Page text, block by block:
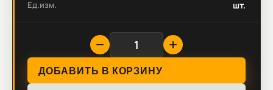
Ед.изм. шт.
ДОБАВИТЬ В КОРЗИНУ